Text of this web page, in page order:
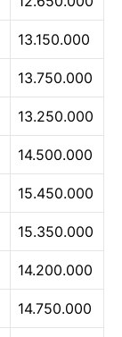
13.150.000
13.750.000
13.250.000
14.500.000
15.450.000
15.350.000
14.200.000
14.750.000